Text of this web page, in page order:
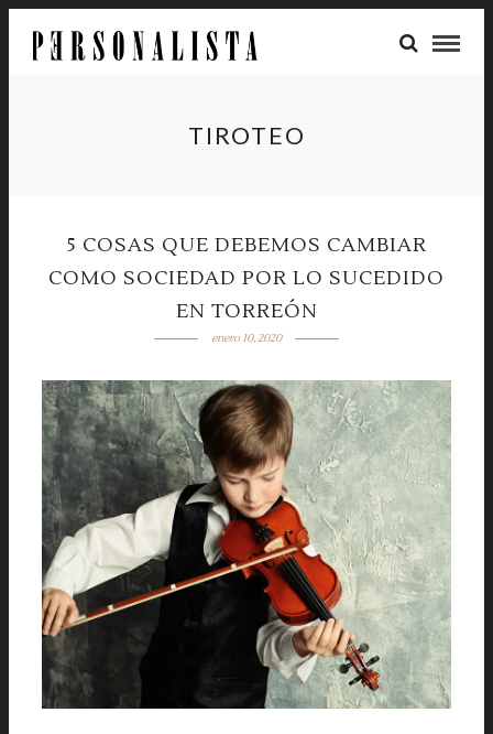
TIROTEO
5 COSAS QUE DEBEMOS CAMBIAR
COMO SOCIEDAD POR LO SUCEDIDO
EN TORREÓN
enero 10, 2020